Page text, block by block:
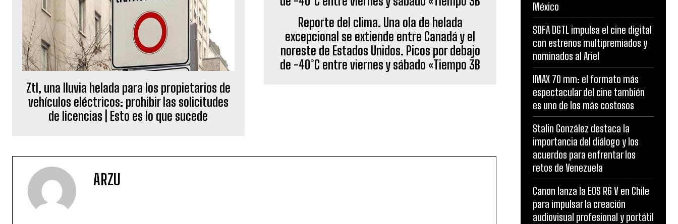
Ztl, una lluvia helada para los propietarios de
vehículos eléctricos: prohibir las solicitudes
de licencias | Esto es lo que sucede
Reporte del clima. Una ola de helada
excepcional se extiende entre Canadá y el
noreste de Estados Unidos. Picos por debajo
de -40°C entre viernes y sábado «Tiempo 3B
ARZU
México
SOFA DGTL impulsa el cine digital
con estrenos multipremiados y
nominados al Ariel
IMAX 70 mm: el formato más
espectacular del cine también
es uno de los más costosos
Stalin González destaca la
importancia del diálogo y los
acuerdos para enfrentar los
retos de Venezuela
Canon lanza la EOS R6 V en Chile
para impulsar la creación
audiovisual profesional y portátil